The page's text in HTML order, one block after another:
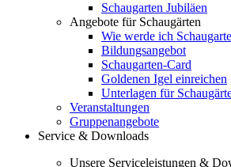
Schaugarten Jubiläen
Angebote für Schaugärten
Wie werde ich
Bildungsangebot
Schaugarten-Card
Goldenen Igel einreichen
Unterlagen für
Veranstaltungen
Gruppenangebote
Service & Downloads
Unsere Serviceleistungen &